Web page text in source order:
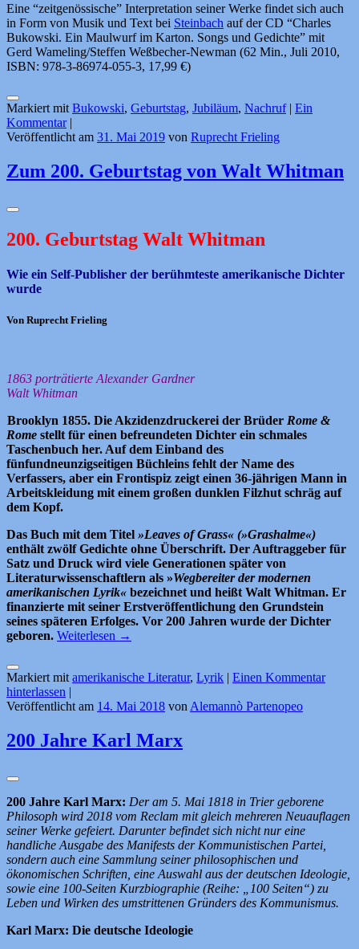
Eine “zeitgenössische” Interpretation seiner Werke findet sich auch
in Form von Musik und Text bei Steinbach auf der CD “Charles
Bukowski. Ein Maulwurf im Karton. Songs und Gedichte” mit
Gerd Wameling/Steffen Weßbecher-Newman (62 Min., Juli 2010,
ISBN: 978-3-86974-055-3, 17,99 €)
Markiert mit Bukowski, Geburtstag, Jubiläum, Nachruf | Ein
Kommentar |
Veröffentlicht am 31. Mai 2019 von Ruprecht Frieling
Zum 200. Geburtstag von Walt Whitman
200. Geburtstag Walt Whitman
Wie ein Self-Publisher der berühmteste amerikanische Dichter
wurde
Von Ruprecht Frieling
1863 porträtierte Alexander Gardner
Walt Whitman
Brooklyn 1855. Die Akzidenzdruckerei der Brüder Rome &
Rome stellt für einen befreundeten Dichter ein schmales
Taschenbuch her. Auf dem Einband des
fünfundneunzigseitigen Büchleins fehlt der Name des
Verfassers, aber ein Frontispiz zeigt einen 36-jährigen Mann in
Arbeitskleidung mit einem großen dunklen Filzhut schräg auf
dem Kopf.
Das Buch mit dem Titel »Leaves of Grass« (»Grashalme«)
enthält zwölf Gedichte ohne Überschrift. Der Auftraggeber für
Satz und Druck wird viele Generationen später von
Literaturwissenschaftlern als »Wegbereiter der modernen
amerikanischen Lyrik« bezeichnet und heißt Walt Whitman. Er
finanzierte mit seiner Erstveröffentlichung den Grundstein
seines späteren Erfolges. Vor 200 Jahren wurde der Dichter
geboren. Weiterlesen →
Markiert mit amerikanische Literatur, Lyrik | Einen Kommentar
hinterlassen |
Veröffentlicht am 14. Mai 2018 von Alemannò Partenopeo
200 Jahre Karl Marx
200 Jahre Karl Marx: Der am 5. Mai 1818 in Trier geborene
Philosoph wird 2018 vom Reclam mit gleich mehreren Neuauflagen
seiner Werke gefeiert. Darunter befindet sich nicht nur eine
handliche Ausgabe des Manifests der Kommunistischen Partei,
sondern auch eine Sammlung seiner philosophischen und
ökonomischen Schriften, eine Auswahl aus der deutschen Ideologie,
sowie eine 100-Seiten Kurzbiographie (Reihe: „100 Seiten“) zu
Leben und Wirken des umstrittenen Gründers des Kommunismus.
Karl Marx: Die deutsche Ideologie